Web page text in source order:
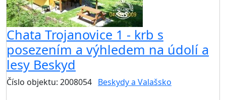
Chata Trojanovice 1 - krb s
posezením a výhledem na údolí a
lesy Beskyd
Číslo objektu: 2008054 Beskydy a Valašsko